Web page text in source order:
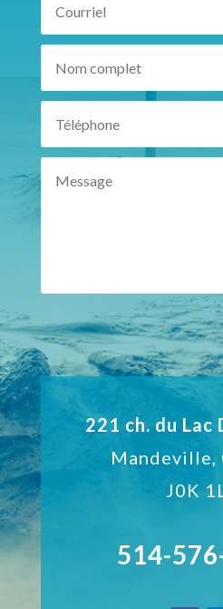
221 ch. du Lac
Mandeville,
J0K
514-